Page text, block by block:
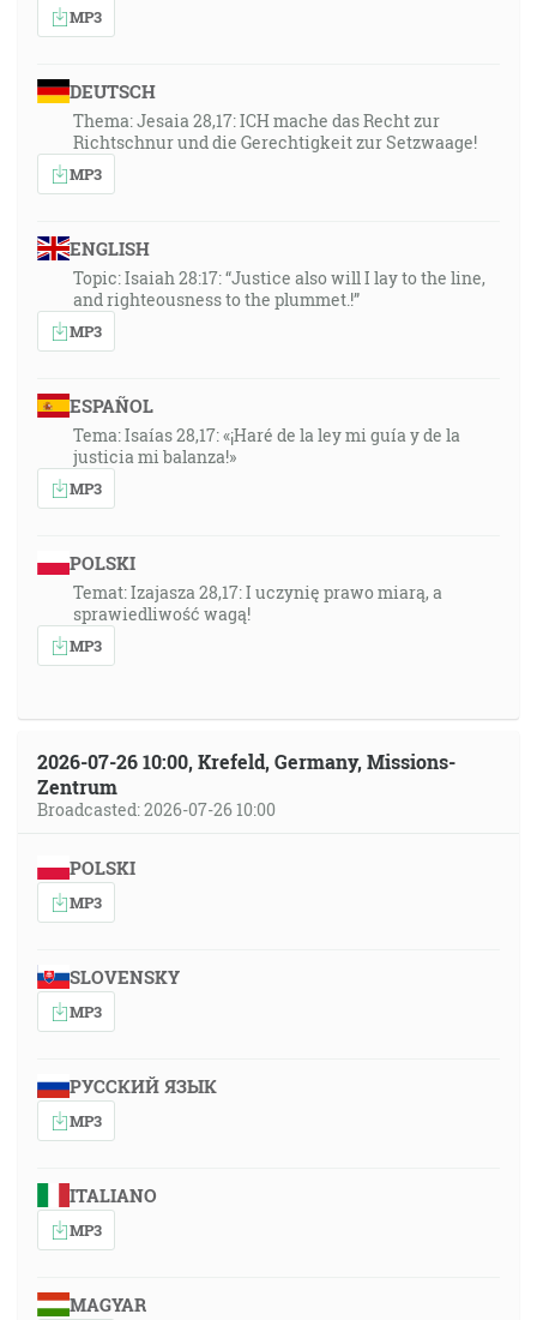
MP3
DEUTSCH
Thema: Jesaia 28,17: ICH mache das Recht zur
Richtschnur und die Gerechtigkeit zur Setzwaage!
MP3
ENGLISH
Topic: Isaiah 28:17: “Justice also will I lay to the line,
and righteousness to the plummet.!”
MP3
ESPAÑOL
Tema: Isaías 28,17: «¡Haré de la ley mi guía y de la
justicia mi balanza!»
MP3
POLSKI
Temat: Izajasza 28,17: I uczynię prawo miarą, a
sprawiedliwość wagą!
MP3
2026-07-26 10:00, Krefeld, Germany, Missions-
Zentrum
Broadcasted: 2026-07-26 10:00
POLSKI
MP3
SLOVENSKY
MP3
РУССКИЙ ЯЗЫК
MP3
ITALIANO
MP3
MAGYAR